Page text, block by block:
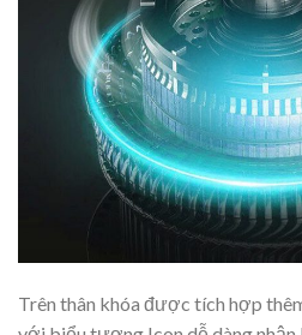
Trên thân khóa được tích hợp